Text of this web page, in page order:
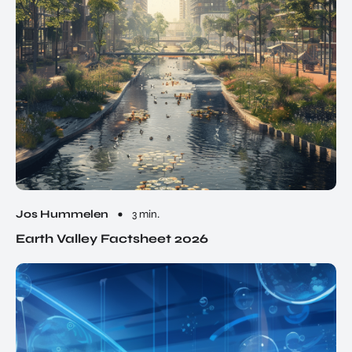
Jos Hummelen 3 min.
Earth Valley Factsheet 2026